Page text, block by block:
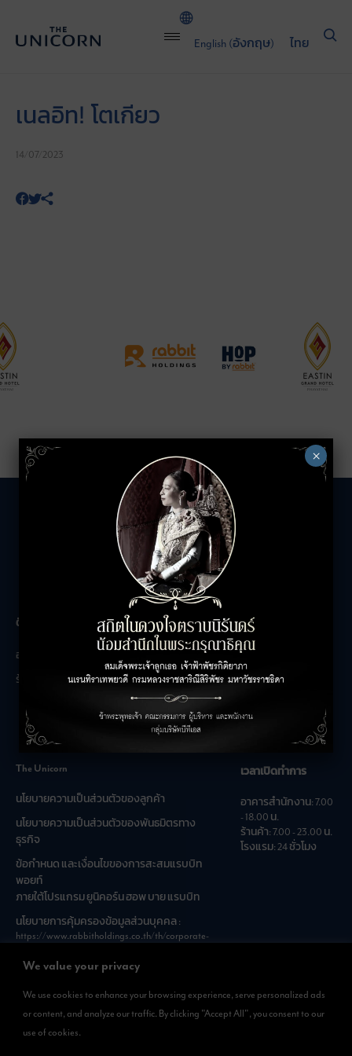
We value your privacy
We use cookies to enhance your browsing experience, serve personalized ads
or content, and analyze our traffic. By clicking "Accept All", you consent to our
use of cookies.
English (อังกฤษ) ไทย
เนลอิท! โตเกียว
14/07/2023
ติดต่อสอบถาม
อาคารสำนักงาน
ร้านค้า
The Unicorn
เกี่ยวกับเรา
ติดต่อเรา
The Unicorn
นโยบายความเป็นส่วนตัวของลูกค้า
นโยบายความเป็นส่วนตัวของพันธมิตรทาง
ธุรกิจ
ข้อกำหนด และเงื่อนไขของการสะสมแรบบิท
พอยท์
ภายใต้โปรแกรม ยูนิคอร์น ฮอพ บาย แรบบิท
นโยบายการคุ้มครองข้อมูลส่วนบุคคล :
https://www.rabbitholdings.co.th/th/corporate-
เวลาเปิดทำการ
อาคารสำนักงาน: 7.00
- 18.00 น.
ร้านค้า: 7.00 - 23.00 น.
โรงแรม: 24 ชั่วโมง
ดาวน์โหลดแอพได้แล้วที่
×